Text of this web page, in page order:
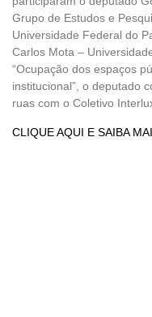
Grupo de Estudos e
Universidade Federal do
Carlos Mota –
“Ocupação dos espaços
institucional”, o deputado
ruas com o Coletivo
CLIQUE AQUI E SAIBA